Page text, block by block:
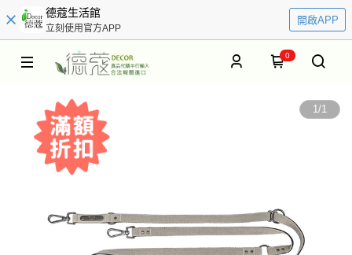
德蔻生活館
立刻使用官方APP
開啟APP
0
1/1